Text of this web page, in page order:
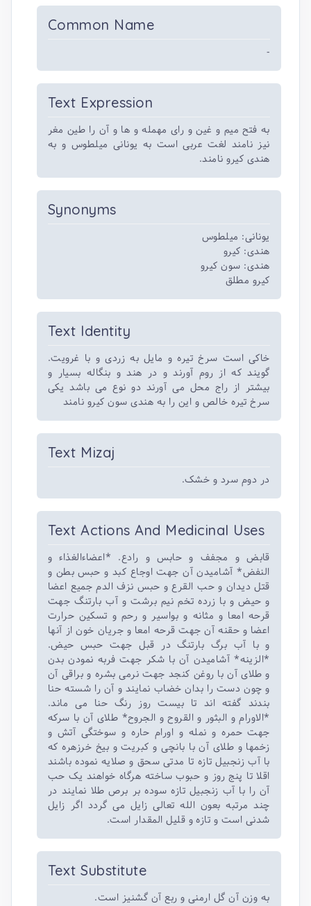
Common Name
-
Text Expression
به فتح میم و غین و رای مهمله و ها و آن را طین مغر
نیز نامند لغت عربی است به یونانی میلطوس و به
هندی کیرو نامند.
Synonyms
یونانی: میلطوس
هندی: کیرو
هندی: سون کیرو
کیرو مطلق
Text Identity
خاکی است سرخ تیره و مایل به زردی و با غرویت.
گویند که از روم آورند و در هند و بنگاله بسیار و
بیشتر از راج محل می آورند دو نوع می باشد یکی
سرخ تیره خالص و این را به هندی سون کیرو نامند
Text Mizaj
در دوم سرد و خشک.
Text Actions And Medicinal Uses
قابض و مجفف و حابس و رادع. *اعضاءالغذاء و
النفض* آشامیدن آن جهت اوجاع کبد و حبس بطن و
قتل دیدان و حب القرع و حبس نزف الدم جمیع اعضا
و حیض و با زرده تخم نیم برشت و آب بارتنگ جهت
قرحه امعا و مثانه و بواسیر و رحم و تسکین حرارت
اعضا و حقنه آن جهت قرحه امعا و جریان خون از آنها
و با آب برگ بارتنگ در قبل جهت حبس حیض.
*الزینه* آشامیدن آن با شکر جهت فربه نمودن بدن
و طلای آن با روغن کنجد جهت نرمی بشره و براقی آن
و چون دست را بدان خضاب نمایند و آن را شسته حنا
بندند گفته اند تا بیست روز رنگ حنا می ماند.
*الاورام و البثور و القروح و الجروح* طلای آن با سرکه
جهت حمره و نمله و اورام حاره و سوختگی آتش و
زخمها و طلای آن با بانچی و کبریت و بیخ خرزهره که
با آب زنجبیل تازه تا مدتی سحق و صلایه نموده باشند
اقلا تا پنج روز و حبوب ساخته هرگاه خواهند یک حب
آن را با آب زنجبیل تازه سوده بر برص طلا نمایند در
چند مرتبه بعون الله تعالی زایل می گردد اگر زایل
شدنی است و تازه و قلیل المقدار است.
Text Substitute
به وزن آن گل ارمنی و ربع آن گشنیز است.